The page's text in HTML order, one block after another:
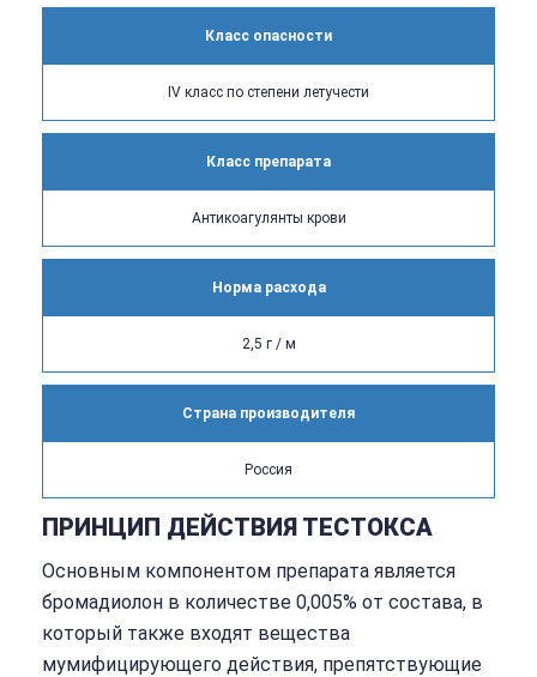
Класс опасности
IV класс по степени летучести
Класс препарата
Антикоагулянты крови
Норма расхода
2,5 г / м
Страна производителя
Россия
ПРИНЦИП ДЕЙСТВИЯ ТЕСТОКСА
Основным компонентом препарата является
бромадиолон в количестве 0,005% от состава, в
который также входят вещества
мумифицирующего действия, препятствующие